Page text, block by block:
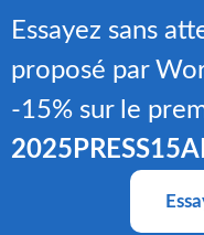
au
contenu
Essayez sans
proposé par
-15% sur le